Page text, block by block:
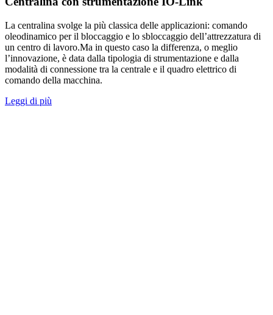
La centralina svolge la più classica delle applicazioni: comando
oleodinamico per il bloccaggio e lo sbloccaggio dell’attrezzatura di
un centro di lavoro.Ma in questo caso la differenza, o meglio
l’innovazione, è data dalla tipologia di strumentazione e dalla
modalità di connessione tra la centrale e il quadro elettrico di
comando della macchina.
Leggi di più